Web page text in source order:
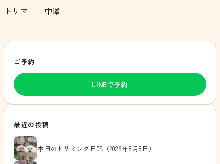
トリマー 中澤
ご予約
LINEで予約
最近の投稿
本日のトリミング日記（2026年8月8日）